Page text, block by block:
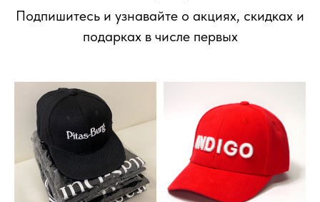
Подпишитесь и узнавайте о акциях, скидках и
подарках в числе первых